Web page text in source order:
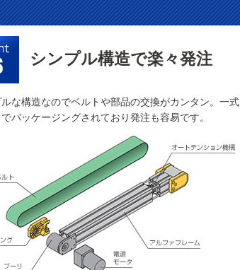
シンプル構造で楽々発注
な構造なのでベルトや部品の交換がカンタン。一式
パッケージングされており発注も容易です。